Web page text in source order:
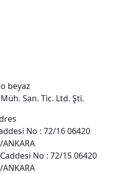
San. Tic. Ltd. Şti.
No : 72/16 06420
ANKARA
No : 72/15 06420
ANKARA